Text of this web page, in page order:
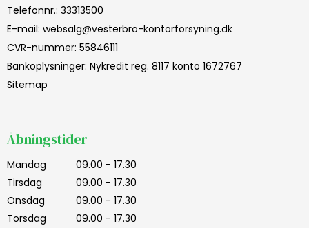
Telefonnr.: 33313500
E-mail: websalg@vesterbro-kontorforsyning.dk
CVR-nummer: 55846111
Bankoplysninger: Nykredit reg. 8117 konto 1672767
Sitemap
Åbningstider
Mandag
09.00 - 17.30
Tirsdag
09.00 - 17.30
Onsdag
09.00 - 17.30
Torsdag
09.00 - 17.30